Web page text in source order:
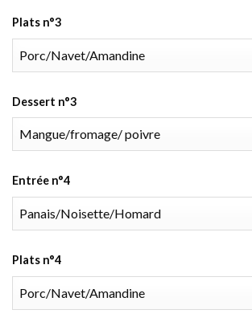
Plats n°3
Dessert n°3
Entrée n°4
Plats n°4